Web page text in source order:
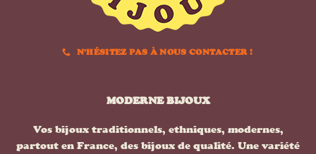
N'HÉSITEZ PAS À NOUS CONTACTER !
MODERNE BIJOUX
Vos bijoux traditionnels, ethniques, modernes,
partout en France, des bijoux de qualité. Une variété